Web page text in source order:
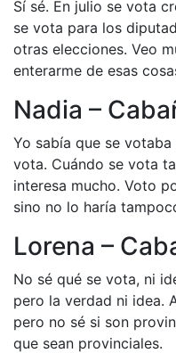
Sí sé. En julio se vota
se vota para los
otras elecciones. Veo
enterarme de esas
Nadia –
Yo sabía que se
vota. Cuándo se vota
interesa mucho. Voto
sino no lo haría
Lorena –
No sé qué se vota, ni
pero la verdad ni idea.
pero no sé si son
que sean provinciales.